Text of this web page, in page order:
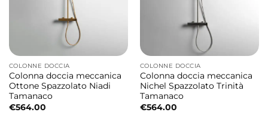
COLONNE DOCCIA
Colonna doccia meccanica
Ottone Spazzolato Niadi
Tamanaco
€564.00
COLONNE DOCCIA
Colonna doccia meccanica
Nichel Spazzolato Trinità
Tamanaco
€564.00